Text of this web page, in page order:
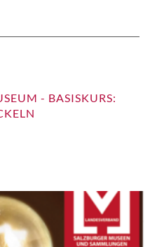
- BASISKURS: